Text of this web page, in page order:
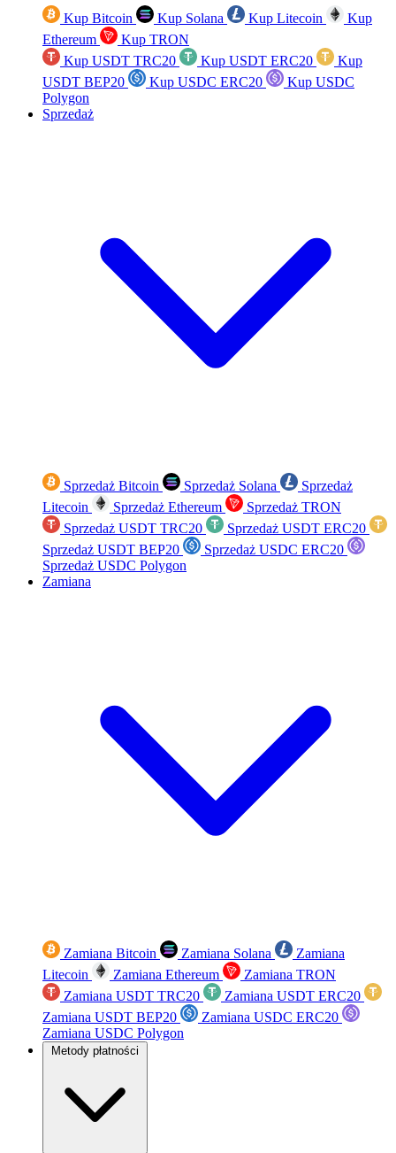
Kup Bitcoin Kup Solana Kup Litecoin
Kup
Ethereum
Kup TRON
Kup USDT TRC20
Kup USDT ERC20
Kup
USDT BEP20
Kup USDC ERC20
Kup USDC
Polygon
Sprzedaż
Sprzedaż Bitcoin Sprzedaż Solana
Sprzedaż
Litecoin
Sprzedaż Ethereum
Sprzedaż TRON
Sprzedaż USDT TRC20
Sprzedaż USDT ERC20
Sprzedaż USDT BEP20
Sprzedaż USDC ERC20
Sprzedaż USDC Polygon
Zamiana
Zamiana Bitcoin Zamiana Solana
Zamiana
Litecoin
Zamiana Ethereum
Zamiana TRON
Zamiana USDT TRC20
Zamiana USDT ERC20
Zamiana USDT BEP20
Zamiana USDC ERC20
Zamiana USDC Polygon
Metody płatności